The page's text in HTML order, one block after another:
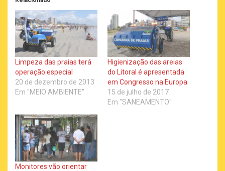
Limpeza das praias terá
operação especial
20 de dezembro de 2013
Em "MEIO AMBIENTE"
Higienização das areias
do Litoral é apresentada
em Congresso na Europa
15 de julho de 2017
Em "SANEAMENTO"
Monitores vão orientar